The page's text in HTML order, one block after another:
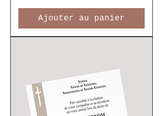
Ajouter au panier